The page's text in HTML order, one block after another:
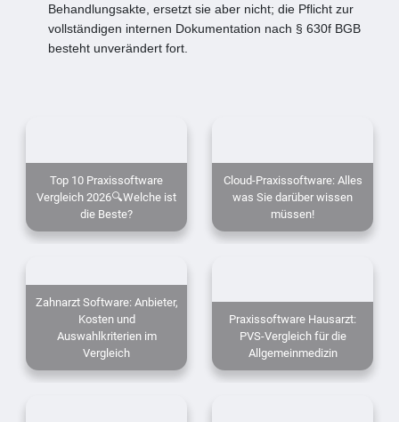
Behandlungsakte, ersetzt sie aber nicht; die Pflicht zur
vollständigen internen Dokumentation nach § 630f BGB
besteht unverändert fort.
Top 10 Praxissoftware
Vergleich 2026🔍Welche ist
die Beste?
Cloud-Praxissoftware: Alles
was Sie darüber wissen
müssen!
Zahnarzt Software: Anbieter,
Kosten und
Auswahlkriterien im
Vergleich
Praxissoftware Hausarzt:
PVS-Vergleich für die
Allgemeinmedizin